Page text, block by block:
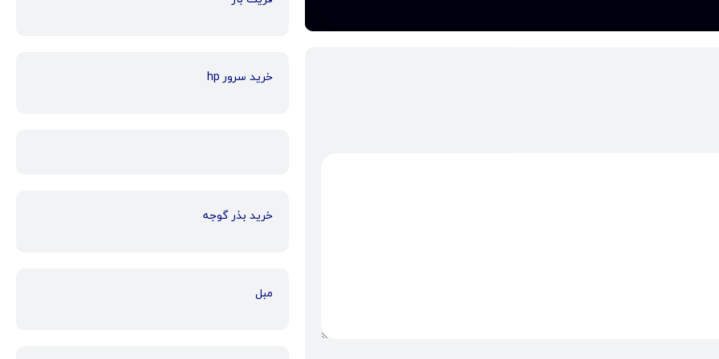
خرید سرور hp
خرید بذر گوجه
مبل